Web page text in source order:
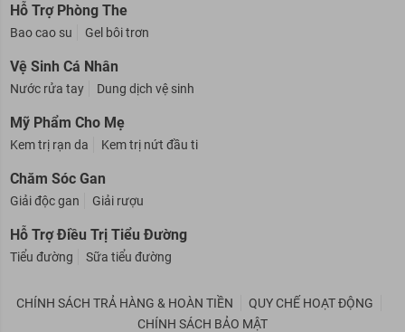
Hỗ Trợ Phòng The
Bao cao su Gel bôi trơn
Vệ Sinh Cá Nhân
Nước rửa tay Dung dịch vệ sinh
Mỹ Phẩm Cho Mẹ
Kem trị rạn da Kem trị nứt đầu ti
Chăm Sóc Gan
Giải độc gan Giải rượu
Hỗ Trợ Điều Trị Tiểu Đường
Tiểu đường Sữa tiểu đường
CHÍNH SÁCH TRẢ HÀNG & HOÀN TIỀN
QUY CHẾ HOẠT ĐỘNG
CHÍNH SÁCH BẢO MẬT